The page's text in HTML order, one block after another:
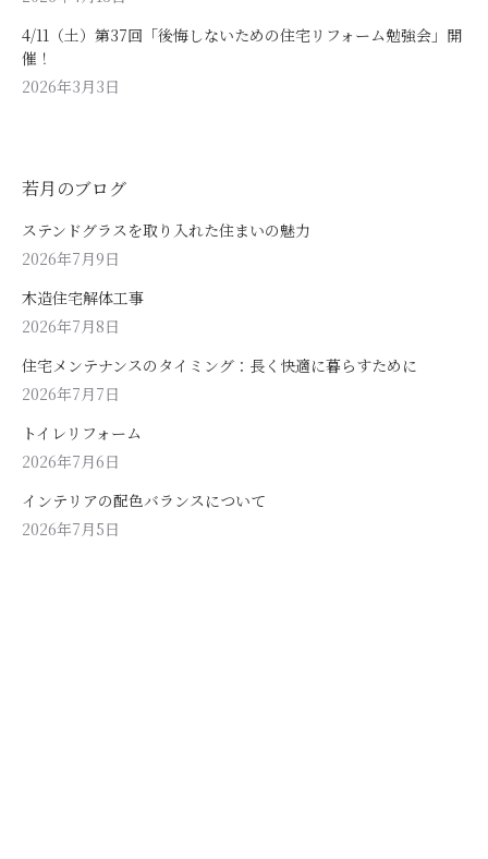
4/11（土）第37回「後悔しないための住宅リフォーム勉強会」開
催！
2026年3月3日
若月のブログ
ステンドグラスを取り入れた住まいの魅力
2026年7月9日
木造住宅解体工事
2026年7月8日
住宅メンテナンスのタイミング：長く快適に暮らすために
2026年7月7日
トイレリフォーム
2026年7月6日
インテリアの配色バランスについて
2026年7月5日